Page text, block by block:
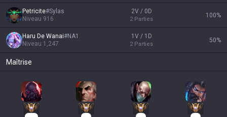
Petricite#Sylas
Niveau 916
2V / 0D
2 Parties
100%
Haru De Wanai#NA1
Niveau 1,247
1V / 1D
2 Parties
50%
Maîtrise